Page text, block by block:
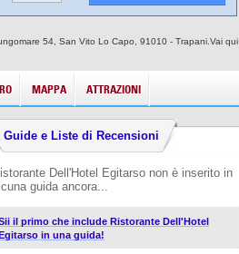
54, San Vito Lo Capo, 91010 - Trapani.Vai qui
MAPPA ATTRAZIONI
Guide e Liste di Recensioni
Dell'Hotel Egitarso non è inserito in
guida ancora...
il primo che include Ristorante Dell'Hotel
Egitarso in una guida!